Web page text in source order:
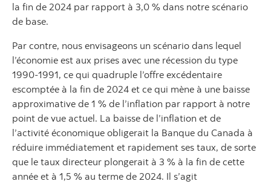
la fin de 2024 par rapport à 3,0 % dans notre scénario
de base.
Par contre, nous envisageons un scénario dans lequel
l’économie est aux prises avec une récession du type
1990‑1991, ce qui quadruple l’offre excédentaire
escomptée à la fin de 2024 et ce qui mène à une baisse
approximative de 1 % de l’inflation par rapport à notre
point de vue actuel. La baisse de l’inflation et de
l’activité économique obligerait la Banque du Canada à
réduire immédiatement et rapidement ses taux, de sorte
que le taux directeur plongerait à 3 % à la fin de cette
année et à 1,5 % au terme de 2024. Il s’agit